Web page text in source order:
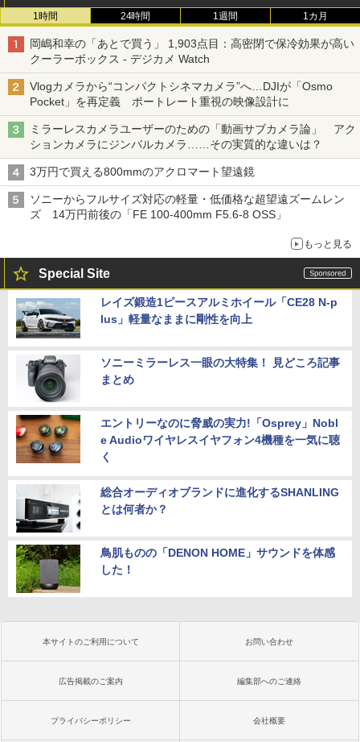
1時間 24時間 1週間 1カ月
岡嶋和幸の「あとで買う」 1,903点目：高密閉で保冷効果が高い
クーラーボックス - デジカメ Watch
Vlogカメラから“コンパクトシネマカメラ”へ…DJIが「Osmo
Pocket」を再定義 ポートレート重視の映像設計に
ミラーレスカメラユーザーのための「動画サブカメラ論」 アク
ションカメラにジンバルカメラ……その実質的な違いは？
3万円で買える800mmのアクロマート望遠鏡
ソニーからフルサイズ対応の軽量・低価格な超望遠ズームレン
ズ 14万円前後の「FE 100-400mm F5.6-8 OSS」
もっと見る
Special Site
レイズ鍛造1ピースアルミホイール「CE28 N-p
lus」軽量なままに剛性を向上
ソニーミラーレス一眼の大特集！ 見どころ記事
まとめ
エントリーなのに脅威の実力!「Osprey」Nobl
e Audioワイヤレスイヤフォン4機種を一気に聴
く
総合オーディオブランドに進化するSHANLING
とは何者か？
鳥肌ものの「DENON HOME」サウンドを体感
した！
本サイトのご利用について お問い合わせ
広告掲載のご案内 編集部へのご連絡
プライバシーポリシー 会社概要